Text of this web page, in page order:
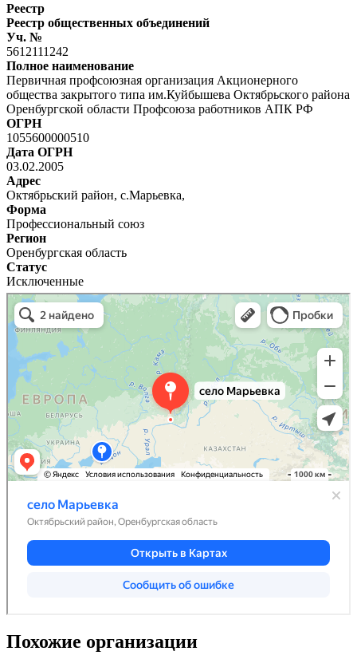
Реестр
Реестр общественных объединений
Уч. №
5612111242
Полное наименование
Первичная профсоюзная организация Акционерного
общества закрытого типа им.Куйбышева Октябрьского района
Оренбургской области Профсоюза работников АПК РФ
ОГРН
1055600000510
Дата ОГРН
03.02.2005
Адрес
Октябрьский район, с.Марьевка,
Форма
Профессиональный союз
Регион
Оренбургская область
Статус
Исключенные
Похожие организации